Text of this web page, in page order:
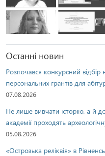
Останні новин
Розпочався конкурсний
персональних грантів для
07.08.2026
Не лише вивчати історію, а й
академії проходять
05.08.2026
«Острозька реліквія» в